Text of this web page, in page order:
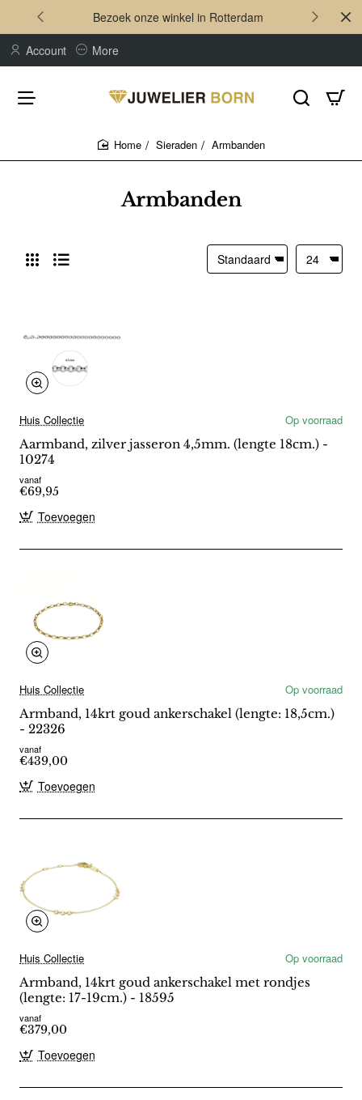
Bezoek onze winkel in Rotterdam
Account More
Armbanden
Sieraden Armbanden
Huis Collectie
Op voorraad
Aarmband, zilver jasseron 4,5mm. (lengte 18cm.) -
10274
vanaf
€69,95
Toevoegen
Huis Collectie
Op voorraad
Armband, 14krt goud ankerschakel (lengte: 18,5cm.)
- 22326
vanaf
€439,00
Toevoegen
Huis Collectie
Op voorraad
Armband, 14krt goud ankerschakel met rondjes
(lengte: 17-19cm.) - 18595
vanaf
€379,00
Toevoegen